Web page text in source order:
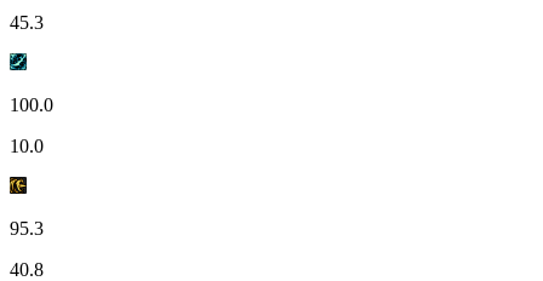
45.3
100.0
10.0
95.3
40.8